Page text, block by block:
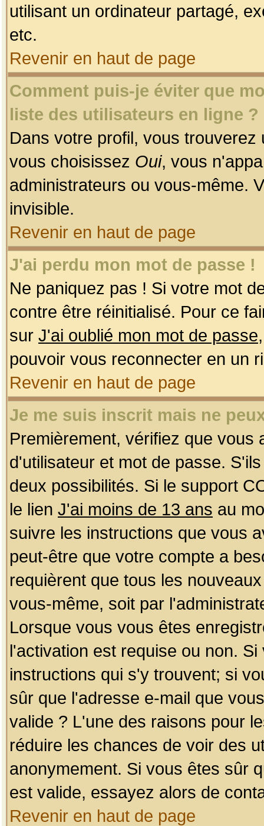
utilisant un ordinateur partagé,
etc.
Revenir en haut de page
Comment puis-je éviter que
liste des utilisateurs en ligne ?
Dans votre profil, vous
vous choisissez Oui, vous
administrateurs ou vous-même.
invisible.
Revenir en haut de page
J'ai perdu mon mot de passe !
Ne paniquez pas ! Si votre mot
contre être réinitialisé. Pour ce
sur J'ai oublié mon mot de passe
pouvoir vous reconnecter en un
Revenir en haut de page
Je me suis inscrit mais ne
Premièrement, vérifiez que
d'utilisateur et mot de passe.
deux possibilités. Si le support
le lien J'ai moins de 13 ans au
suivre les instructions que vous
peut-être que votre compte a
requièrent que tous les
vous-même, soit par
Lorsque vous vous êtes
l'activation est requise ou non.
instructions qui s'y trouvent; si
sûr que l'adresse e-mail que
valide ? L'une des raisons pour
réduire les chances de voir des
anonymement. Si vous êtes sûr
est valide, essayez alors de
Revenir en haut de page